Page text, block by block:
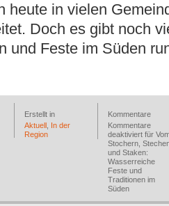
heute in vielen
Doch es gibt noch
und Feste im Süden
Erstellt in
Aktuell In der
Region
Kommentare
Kommentare
deaktiviert für
Stochern,
und Staken:
Wasserreiche
Feste und
Traditionen im
Süden